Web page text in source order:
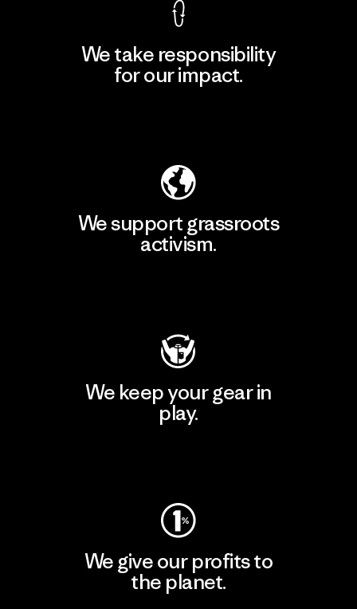
We take responsibility
for our impact.
We support grassroots
activism.
We keep your gear in
play.
We give our profits to
the planet.